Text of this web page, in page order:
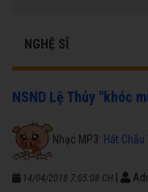
NGHỆ SĨ
NSND Lệ Thủy "khóc
Nhạc MP3: Hát Chầu
14/04/2018 7:05:08 CH